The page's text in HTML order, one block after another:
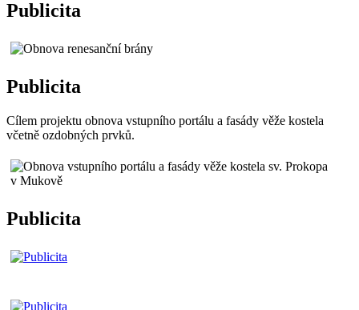
Publicita
Publicita
Cílem projektu obnova vstupního portálu a fasády věže kostela
včetně ozdobných prvků.
Publicita